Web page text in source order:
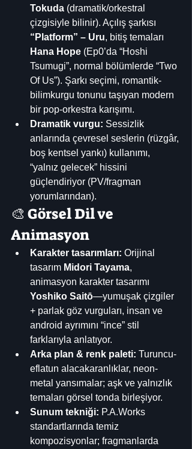
Tokuda (dramatik/orkestral
çizgisiyle bilinir). Açılış şarkısı
“Platform” – Uru, bitiş temaları
Hana Hope (Ep0’da “Hoshi
Tsumugi”, normal bölümlerde “Two
Of Us”). Şarkı seçimi, romantik-
bilimkurgu tonunu taşıyan modern
bir pop-orkestra karışımı.
Dramatik vurgu: Sessizlik
anlarında çevresel seslerin (rüzgâr,
boş kentsel yankı) kullanımı,
“yalnız gelecek” hissini
güçlendiriyor (PV/fragman
yorumlarından).
🎨 Görsel Dil ve
Animasyon
Karakter tasarımları: Orijinal
tasarım Midori Tayama,
animasyon karakter tasarımı
Yoshiko Saitō—yumuşak çizgiler
+ parlak göz vurguları, insan ve
android ayrımını “ince” stil
farklarıyla anlatıyor.
Arka plan & renk paleti: Turuncu-
eflatun alacakaranlıklar, neon-
metal yansımalar; aşk ve yalnızlık
temaları görsel tonda birleşiyor.
Sunum tekniği: P.A.Works
standartlarında temiz
kompozisyonlar; fragmanlarda